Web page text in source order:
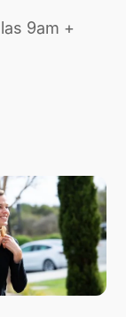
9am +